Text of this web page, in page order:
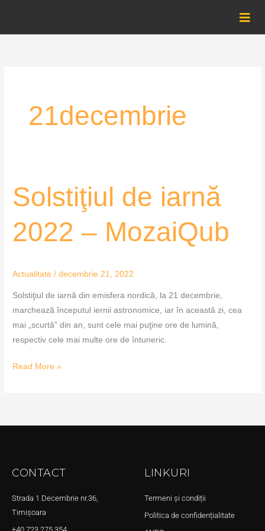
content
21decembrie
Solstiţiul de iarnă
2022 – MozaiQub
Actualitate /decembrie 21, 2022
Solstiţiul de iarnă din emisfera nordică, la 21 decembrie,
marchează începutul iernii astronomice, iar în această zi, cea
mai „scurtă” din an, sunt cele mai puţine ore de lumină,
respectiv cele mai multe ore de întuneric.
Solstiţiul
de
2022
Read More »
CONTACT
Strada 1 Decembrie nr.36,
Timișoara
LINKURI
Termeni și condiții
Politica de confidențialitate